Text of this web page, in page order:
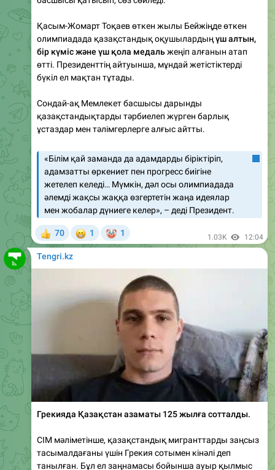
бір күміс және үш қола медальжеңіп алғанын атап
өтті. Президенттің айтуынша, мұндай жетістіктерді
бүкіл ел мақтан тұтады.
Сондай-ақ Мемлекет басшысы дарынды
ұстаздар мен тәлімгерлерге алғыс айтты.
«Білім қай заманда да адамдарды біріктіріп,
жетелеп келеді… Мүмкін, дәл осы олимпиадада
әлемді жақсы жаққа өзгертетін жаңа идеялар
мен жобалар дүниеге келер», – деді Президент.
🤡 1.03K
Tengri.kz
Грекияда Қазақстан азаматы 125 жылға сотталды.
СІМ мәліметінше, қазақстандық мигранттарды заңсыз
танылған. Бұл ел заңнамасы бойынша ауыр қылмыс
саналады. Қазір қазақстандық дипломаттар оған
консулдық-құқықтық көмек көрсетіп жатыр, іс СІМ